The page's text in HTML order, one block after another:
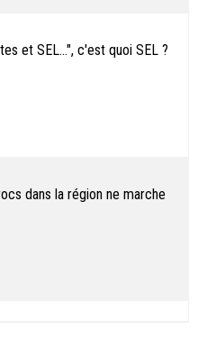
et SEL...", c'est quoi SEL ?
dans la région ne marche